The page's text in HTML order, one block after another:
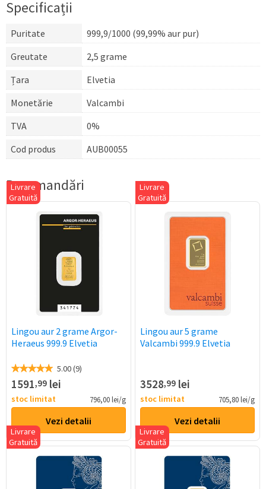
Specificații
Puritate
999,9/1000 (99,99% aur pur)
Greutate
2,5 grame
Țara
Elvetia
Monetărie
Valcambi
TVA
0%
Cod produs
AUB00055
Recomandări
Livrare
Gratuită
Lingou aur 2 grame Argor-
Heraeus 999.9 Elvetia
5.00 (9)
1591,99 lei
stoc limitat 796,00 lei/g
Vezi detalii
Livrare
Gratuită
Lingou aur 5 grame
Valcambi 999.9 Elvetia
3528,99lei
stoc limitat 705,80 lei/g
Vezi detalii
Livrare
Gratuită
Livrare
Gratuită